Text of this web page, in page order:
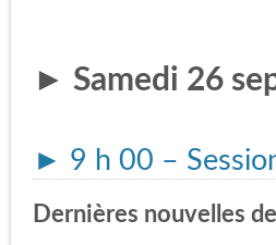
► Samedi 26
► 9 h 00 –
Dernières nouvelles